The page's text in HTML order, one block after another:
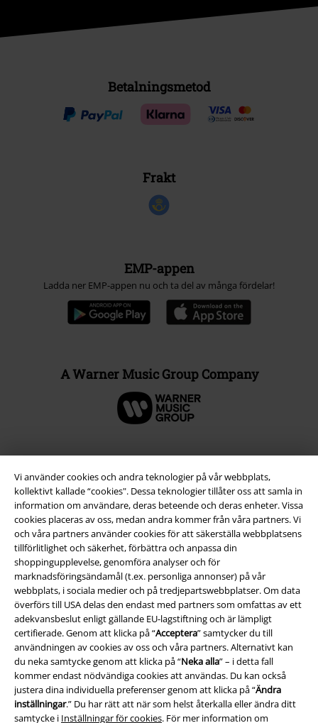
Vi använder cookies och andra teknologier på vår webbplats,
kollektivt kallade “cookies". Dessa teknologier tillåter oss att samla in
information om användare, deras beteende och deras enheter. Vissa
cookies placeras av oss, medan andra kommer från våra partners. Vi
och våra partners använder cookies för att säkerställa webbplatsens
tillförlitlighet och säkerhet, förbättra och anpassa din
shoppingupplevelse, genomföra analyser och för
marknadsföringsändamål (t.ex. personliga annonser) på vår
webbplats, i sociala medier och på tredjepartswebbplatser. Om data
överförs till USA delas den endast med partners som omfattas av ett
adekvansbeslut enligt gällande EU-lagstiftning och är lämpligt
certifierade. Genom att klicka på “Acceptera” samtycker du till
användningen av cookies av oss och våra partners. Alternativt kan
du neka samtycke genom att klicka på “Neka alla” – i detta fall
kommer endast nödvändiga cookies att användas. Du kan också
justera dina individuella preferenser genom att klicka på “Ändra
inställningar.” Du har rätt att när som helst återkalla eller ändra ditt
samtycke i Inställningar för cookies. För mer information om
Betalningsmetod
Frakt
EMP-appen
Ladda ner EMP-appen nu och ta del av många fördelar!
A Warner Music Group Company
Juridisk information/Villkor
Villkor
Om oss
Ladda ner villkoren
Avfallshantering och miljöskydd